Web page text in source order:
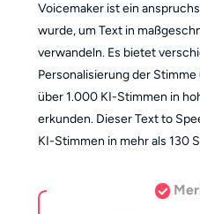
Voicemaker ist ein
wurde, um Text in
verwandeln. Es bietet
Personalisierung der
über 1.000 KI-Stimmen in
erkunden. Dieser Text to
KI-Stimmen in mehr als 130